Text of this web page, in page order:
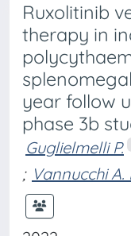
Ruxolitinib
therapy in
year follow
phase 3b
Guglielmelli P.
; Vannucchi A.